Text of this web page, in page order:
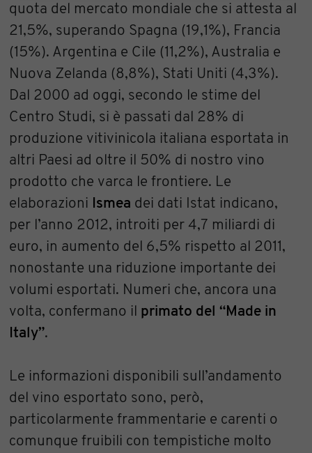
quota del mercato mondiale che si attesta al
21,5%, superando Spagna (19,1%), Francia
(15%). Argentina e Cile (11,2%), Australia e
Nuova Zelanda (8,8%), Stati Uniti (4,3%).
Dal 2000 ad oggi, secondo le stime del
Centro Studi, si è passati dal 28% di
produzione vitivinicola italiana esportata in
altri Paesi ad oltre il 50% di nostro vino
prodotto che varca le frontiere. Le
elaborazioni Ismea dei dati Istat indicano,
per l’anno 2012, introiti per 4,7 miliardi di
euro, in aumento del 6,5% rispetto al 2011,
nonostante una riduzione importante dei
volumi esportati. Numeri che, ancora una
volta, confermano il primato del “Made in
Italy”.
Le informazioni disponibili sull’andamento
del vino esportato sono, però,
particolarmente frammentarie e carenti o
comunque fruibili con tempistiche molto